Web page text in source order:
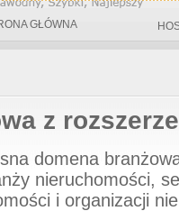
GŁÓWNA
z
domena
nieruchomości,
i organizacji